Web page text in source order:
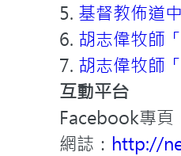
5. 基督教佈道
6. 胡志偉牧師
7. 胡志偉牧師
互動平台
Facebook專頁
網誌： http://